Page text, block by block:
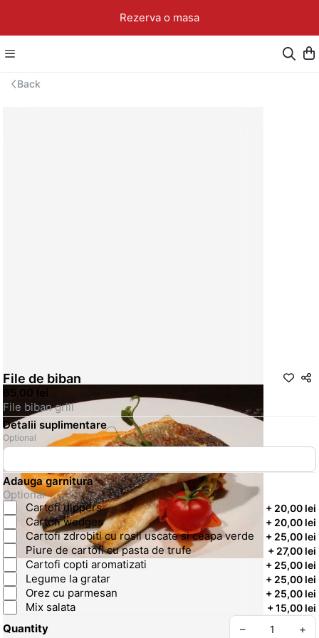
Rezerva o masa
Back
File de biban
65,00 lei
File biban grill
Detalii suplimentare
Optional
Adauga garnitura
Optional
Cartofi dippers
+ 20,00 lei
Cartofi wedges + 20,00 lei
Cartofi zdrobiti cu rosii uscate si ceapa verde + 25,00 lei
Piure de cartofi cu pasta de trufe + 27,00 lei
Cartofi copti aromatizati + 25,00 lei
Legume la gratar + 25,00 lei
Orez cu parmesan + 25,00 lei
Mix salata +15,00 lei
Quantity – +